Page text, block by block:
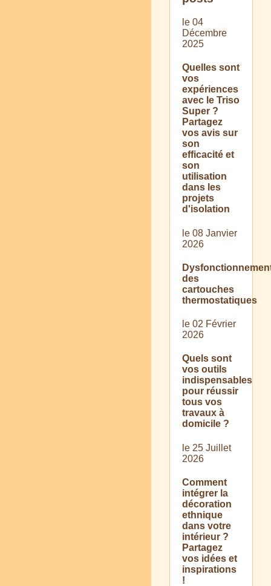
le 04
Décembre
2025
Quelles sont
vos
expériences
avec le Triso
Super ?
Partagez
vos avis sur
son
efficacité et
son
utilisation
dans les
projets
d'isolation
le 08 Janvier
2026
des
cartouches
thermostatiques
le 02 Février
2026
Quels sont
vos outils
indispensables
pour réussir
tous vos
travaux à
domicile ?
le 25 Juillet
2026
Comment
intégrer la
décoration
ethnique
dans votre
intérieur ?
Partagez
vos idées et
inspirations
!